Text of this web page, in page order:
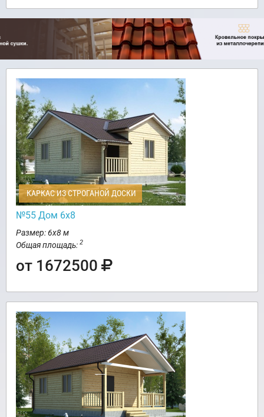
КАРКАС ИЗ СТРОГАНОЙ ДОСКИ
№55 Дом 6х8
Размер: 6х8 м
Общая площадь: 2
от 1672500